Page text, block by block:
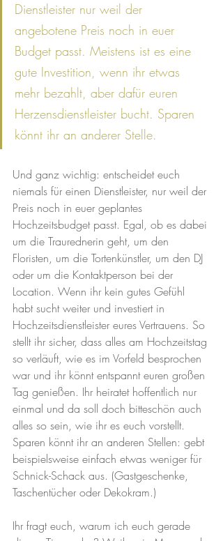
Dienstleister nur weil der
angebotene Preis noch in euer
Budget passt. Meistens ist es eine
gute Investition, wenn ihr etwas
mehr bezahlt, aber dafür euren
Herzensdienstleister bucht. Sparen
könnt ihr an anderer Stelle.
Und ganz wichtig: entscheidet euch
niemals für einen Dienstleister, nur weil der
Preis noch in euer geplantes
Hochzeitsbudget passt. Egal, ob es dabei
um die Traurednerin geht, um den
Floristen, um die Tortenkünstler, um den DJ
oder um die Kontaktperson bei der
Location. Wenn ihr kein gutes Gefühl
habt sucht weiter und investiert in
Hochzeitsdienstleister eures Vertrauens. So
stellt ihr sicher, dass alles am Hochzeitstag
so verläuft, wie es im Vorfeld besprochen
war und ihr könnt entspannt euren großen
Tag genießen. Ihr heiratet hoffentlich nur
einmal und da soll doch bitteschön auch
alles so sein, wie ihr es euch vorstellt.
Sparen könnt ihr an anderen Stellen: gebt
beispielsweise einfach etwas weniger für
Schnick-Schack aus. (Gastgeschenke,
Taschentücher oder Dekokram.)
Ihr fragt euch, warum ich euch gerade